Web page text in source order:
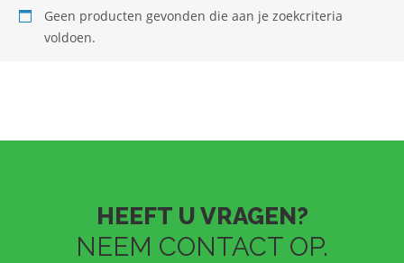
Geen producten gevonden die aan je zoekcriteria
voldoen.
HEEFT U VRAGEN?
NEEM CONTACT OP.